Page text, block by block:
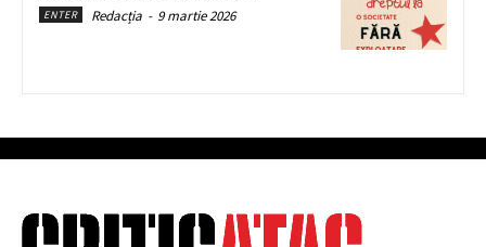
ENTER Redacția - 9 martie 2026